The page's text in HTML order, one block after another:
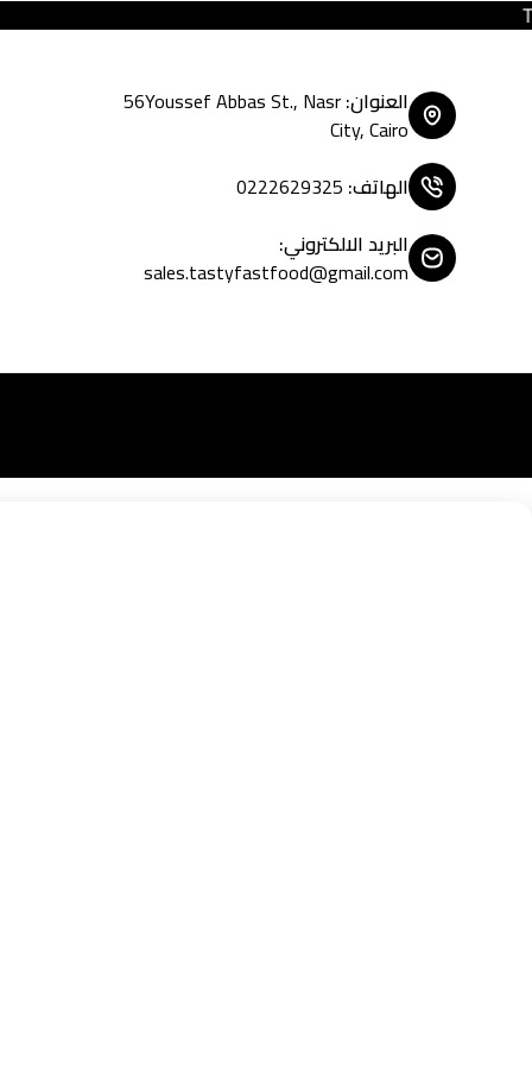
Tasty Fast Food ...
العنوان:
56Youssef Abbas St., Nasr
City, Cairo
الهاتف:
0222629325
البريد الالكتروني:
sales.tastyfastfood@gmail.com